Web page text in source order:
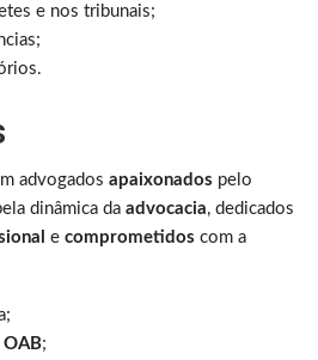
e nos tribunais;
advogados apaixonados pelo
dinâmica da advocacia, dedicados
e comprometidos com a
OAB;